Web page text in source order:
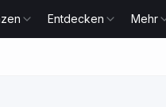
Entdecken Mehr